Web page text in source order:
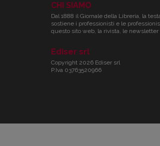
CHI SIAMO
Dal 1888 il Giornale della Libreria, la
sostiene i professionisti e le
questo sito web, la rivista, le newsletter
Ediser srl
Copyright 2026 Ediser srl
P.Iva 03763520966